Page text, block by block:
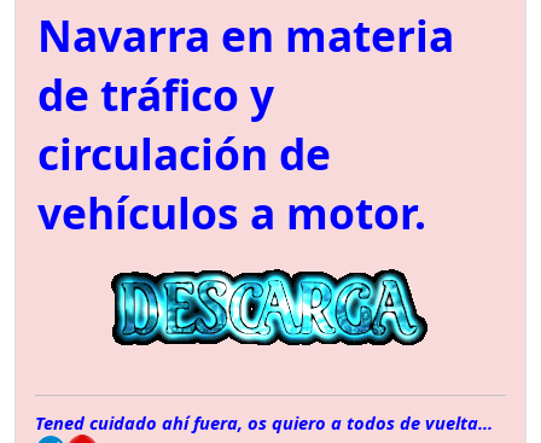
Navarra en materia
de tráfico y
circulación de
vehículos a motor.
Tened cuidado ahí fuera, os quiero a todos de vuelta...